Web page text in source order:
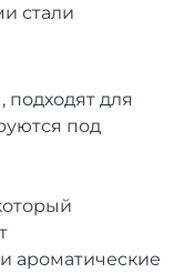
стали
для
под
ароматические